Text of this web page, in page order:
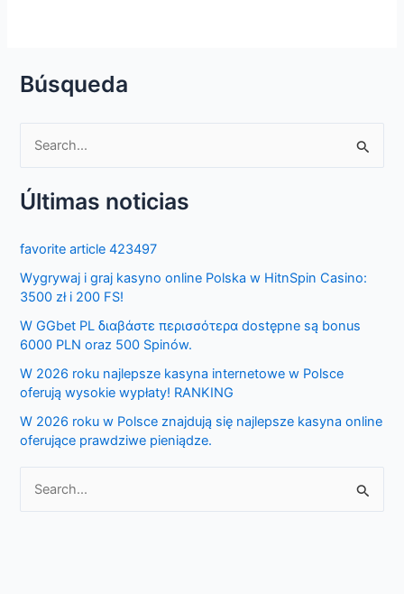
Búsqueda
a
c
h
f
o
Últimas noticias
favorite article 423497
Wygrywaj i graj kasyno online Polska w HitnSpin Casino:
3500 zł i 200 FS!
W GGbet PL διαβάστε περισσότερα dostępne są bonus
6000 PLN oraz 500 Spinów.
W 2026 roku najlepsze kasyna internetowe w Polsce
oferują wysokie wypłaty! RANKING
W 2026 roku w Polsce znajdują się najlepsze kasyna online
oferujące prawdziwe pieniądze.